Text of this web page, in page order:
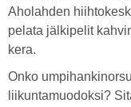
Aholahden
pelata jälkipelit
kera.
Onko
liikuntamuodoksi?